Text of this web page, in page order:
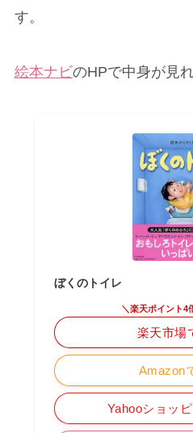
す。
絵本ナビのHPで中身が見
ぼくのトイレ
Amazon
＼楽天ポイント4
楽天市場
Yahooショッ